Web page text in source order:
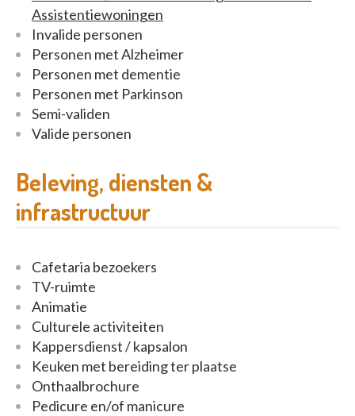
17 personen is het aangenaam vertoeven in het
daaraan verbonden restaurant en salon. Bij mooi
weer kan je genieten van de zon op één van de
terrassen of door een fijne wandeling maken rond
het gebouw.
Benieuwd? Neem gerust contact op voor meer
Assistentiewoningen
Invalide personen
Personen met Alzheimer
Personen met dementie
Personen met Parkinson
Semi-validen
Valide personen
Beleving, diensten &
infrastructuur
Cafetaria bezoekers
TV-ruimte
Animatie
Culturele activiteiten
Kappersdienst / kapsalon
Keuken met bereiding ter plaatse
Onthaalbrochure
Pedicure en/of manicure